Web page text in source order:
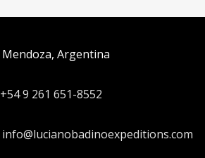
Mendoza, Argentina
+54 9 261 651-8552
info@lucianobadinoexpeditions.com